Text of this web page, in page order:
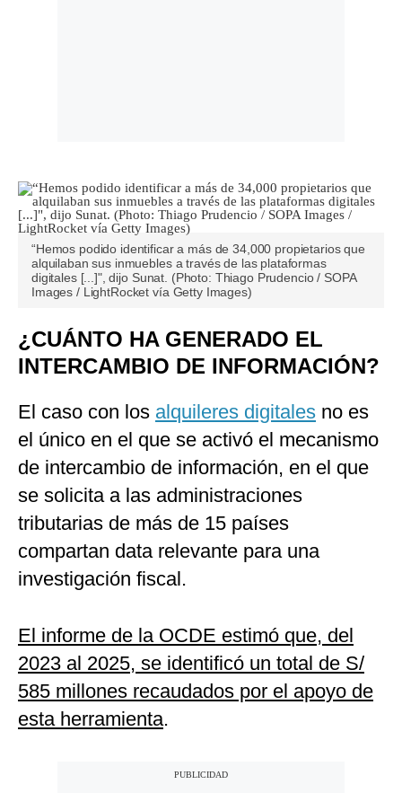
“Hemos podido identificar a más de 34,000 propietarios que
alquilaban sus inmuebles a través de las plataformas
digitales [...]", dijo Sunat. (Photo: Thiago Prudencio / SOPA
Images / LightRocket vía Getty Images)
¿CUÁNTO HA GENERADO EL
INTERCAMBIO DE INFORMACIÓN?
El caso con los alquileres digitales no es
el único en el que se activó el mecanismo
de intercambio de información, en el que
se solicita a las administraciones
tributarias de más de 15 países
compartan data relevante para una
investigación fiscal.
El informe de la OCDE estimó que, del
2023 al 2025, se identificó un total de S/
585 millones recaudados por el apoyo de
esta herramienta.